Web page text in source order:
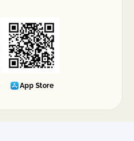
App Store